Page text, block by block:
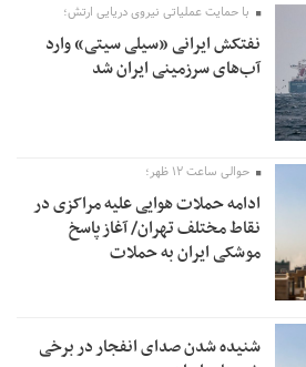
با حمایت عملیاتی نیروی دریایی ارتش؛
نفتکش ایرانی «سیلی سیتی» وارد
آب‌های سرزمینی ایران شد
حوالی ساعت ۱۲ ظهر؛
ادامه حملات هوایی علیه مراکزی در
نقاط مختلف تهران/ آغاز پاسخ
موشکی ایران به حملات
شنیده شدن صدای انفجار در برخی